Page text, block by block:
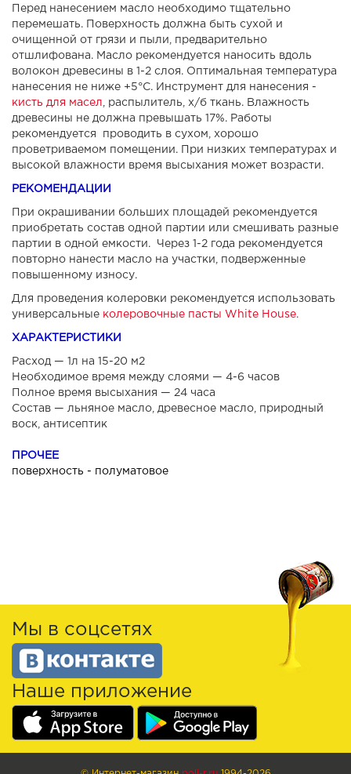
Перед нанесением масло необходимо тщательно
перемешать. Поверхность должна быть сухой и
очищенной от грязи и пыли, предварительно
отшлифована. Масло рекомендуется наносить вдоль
волокон древесины в 1-2 слоя. Оптимальная температура
нанесения не ниже +5°С. Инструмент для нанесения -
кисть для масел
, распылитель, х/б ткань. Влажность
древесины не должна превышать 17%. Работы
рекомендуется проводить в сухом, хорошо
проветриваемом помещении. При низких температурах и
высокой влажности время высыхания может возрасти.
РЕКОМЕНДАЦИИ
При окрашивании больших площадей рекомендуется
приобретать состав одной партии или смешивать разные
партии в одной емкости. Через 1-2 года рекомендуется
повторно нанести масло на участки, подверженные
повышенному износу.
Для проведения колеровки рекомендуется использовать
универсальные колеровочные пасты White House.
ХАРАКТЕРИСТИКИ
Расход — 1л на 15-20 м2
Необходимое время между слоями — 4-6 часов
Полное время высыхания — 24 часа
Состав — льняное масло, древесное масло, природный
воск, антисептик
ПРОЧЕЕ
поверхность - полуматовое
Мы в соцсетях
Наше приложение